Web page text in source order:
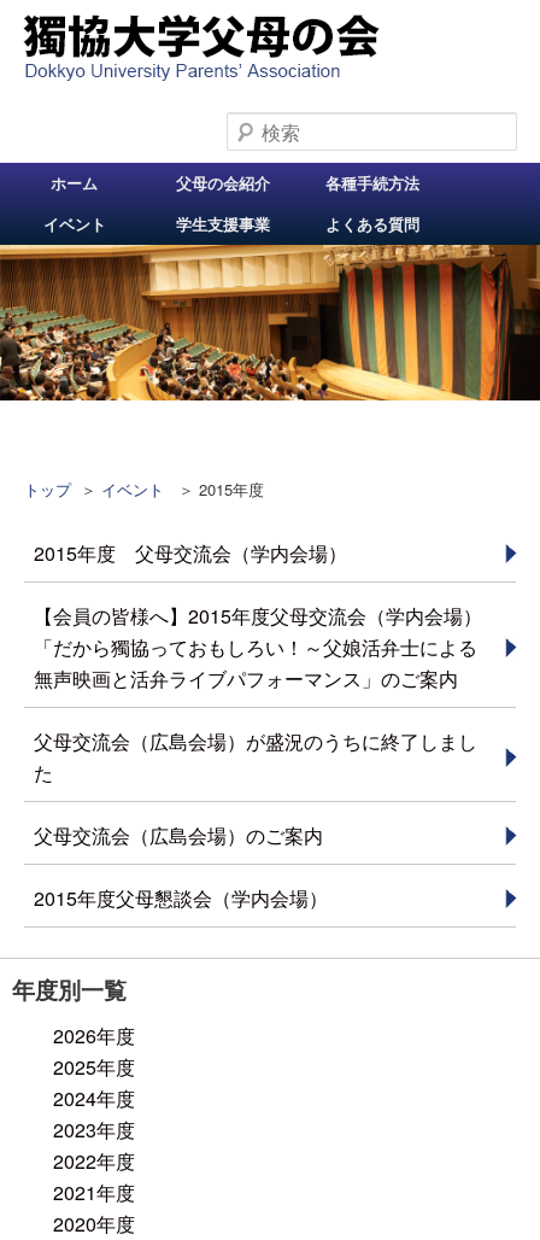
検索
メインメニュー
メインコンテンツへ
移動
サブコンテンツへ移
動
ホーム 父母の会紹介
各種手続方法
イベント
学生支援事業 よくある質問
トップ＞ イベント ＞ 2015年度
2015年度 父母交流会（学内会場）
【会員の皆様へ】2015年度父母交流会（学内会場）
「だから獨協っておもしろい！～父娘活弁士による
無声映画と活弁ライブパフォーマンス」のご案内
父母交流会（広島会場）が盛況のうちに終了しまし
た
父母交流会（広島会場）のご案内
2015年度父母懇談会（学内会場）
年度別一覧
2026年度
2025年度
2024年度
2023年度
2022年度
2021年度
2020年度